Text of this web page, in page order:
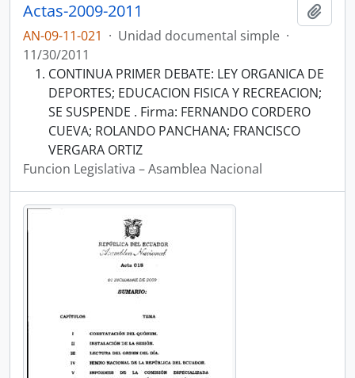
Actas-2009-2011
AN-09-11-021 · Unidad documental simple ·
11/30/2011
CONTINUA PRIMER DEBATE: LEY ORGANICA DE
DEPORTES; EDUCACION FISICA Y RECREACION;
SE SUSPENDE . Firma: FERNANDO CORDERO
CUEVA; ROLANDO PANCHANA; FRANCISCO
VERGARA ORTIZ
Funcion Legislativa – Asamblea Nacional